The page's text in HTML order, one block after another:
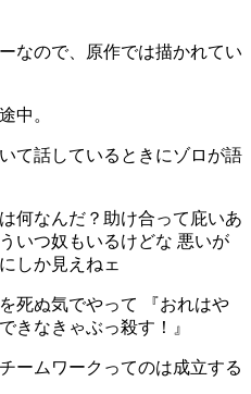
なので、原作では描かれてい
中。
て話しているときにゾロが語
何なんだ？助け合って庇いあ
いつ奴もいるけどな 悪いが
しか見えねェ
死ぬ気でやって 『おれはや
きなきゃぶっ殺す！』
ームワークってのは成立する